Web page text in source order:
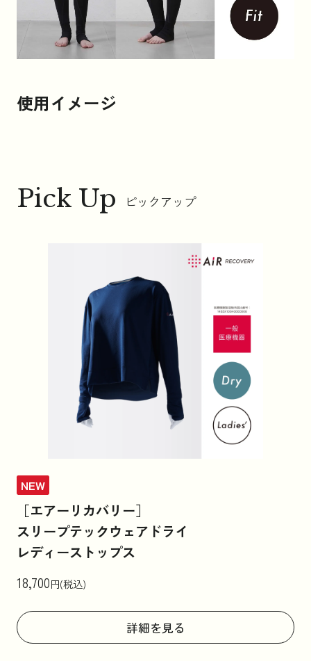
使用イメージ
Pick Up ピックアップ
NEW
［エアーリカバリー］
スリープテックウェアドライ
レディーストップス
18,700円(税込)
詳細を見る